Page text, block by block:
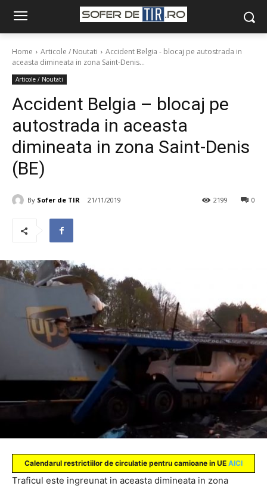
Home Articole / Noutati
Accident Belgia - blocaj pe autostrada in
aceasta dimineata in zona Saint-Denis...
Articole / Noutati
Accident Belgia – blocaj pe
autostrada in aceasta
dimineata in zona Saint-Denis
(BE)
By Sofer de TIR 21/11/2019 0
2199
Calendarul restrictiilor de circulatie pentru camioane in UE AICI
Traficul este ingreunat in aceasta dimineata in zona